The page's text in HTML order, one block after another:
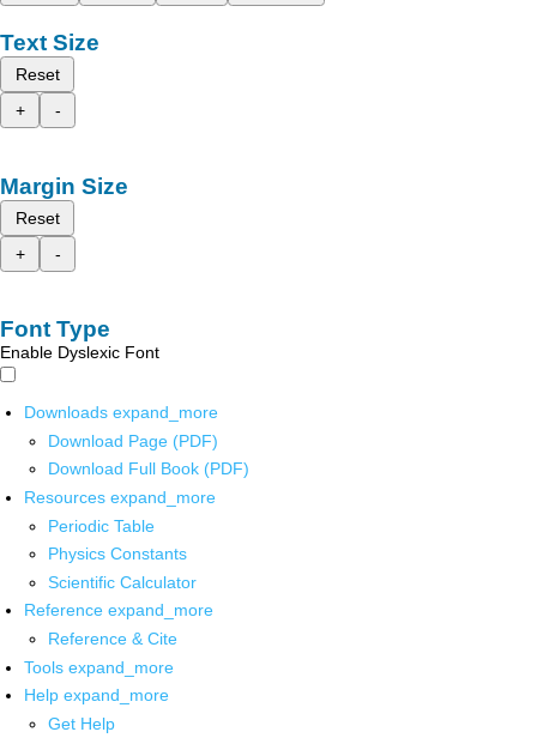
Text Size
Reset
+
-
Margin Size
Reset
+
-
Font Type
Enable Dyslexic Font
Downloads expand_more
Download Page (PDF)
Download Full Book (PDF)
Resources expand_more
Periodic Table
Physics Constants
Scientific Calculator
Reference expand_more
Reference & Cite
Tools expand_more
Help expand_more
Get Help